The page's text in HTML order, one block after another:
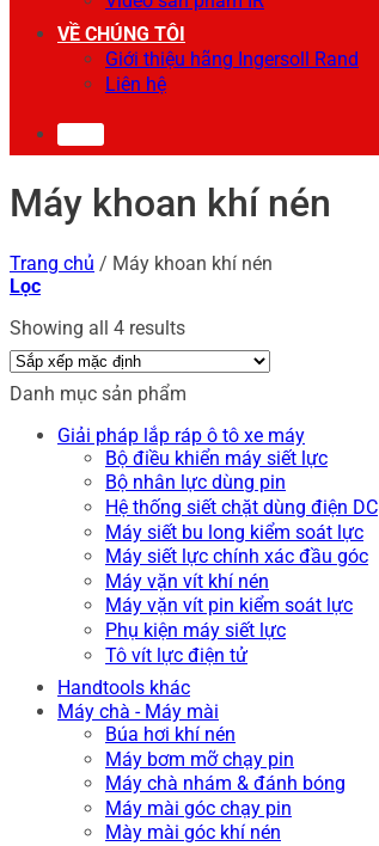
VỀ CHÚNG TÔI
Giới thiệu hãng Ingersoll Rand
Liên hệ
Máy khoan khí nén
Trang chủ / Máy khoan khí nén
Lọc
Showing all 4 results
Danh mục sản phẩm
Giải pháp lắp ráp ô tô xe máy
Bộ điều khiển máy siết lực
Bộ nhân lực dùng pin
Hệ thống siết chặt dùng điện DC
Máy siết bu long kiểm soát lực
Máy siết lực chính xác đầu góc
Máy vặn vít khí nén
Máy vặn vít pin kiểm soát lực
Phụ kiện máy siết lực
Tô vít lực điện tử
Handtools khác
Máy chà - Máy mài
Búa hơi khí nén
Máy bơm mỡ chạy pin
Máy chà nhám & đánh bóng
Máy mài góc chạy pin
Mày mài góc khí nén